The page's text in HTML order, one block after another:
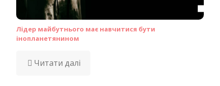
Лідер майбутнього має навчитися бути
інопланетянином
Читати далі